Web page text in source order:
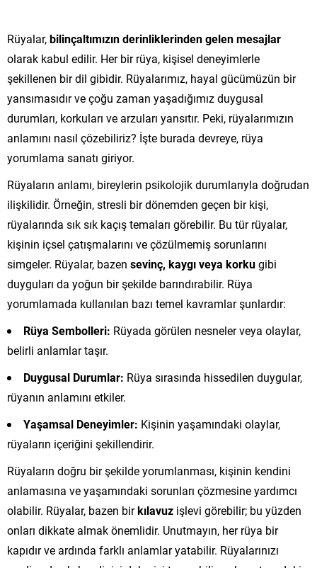
Rüyalar,bilinçaltımızın derinliklerinden gelen mesajlar
olarak kabul edilir. Her bir rüya, kişisel deneyimlerle
şekillenen bir dil gibidir. Rüyalarımız, hayal gücümüzün bir
yansımasıdır ve çoğu zaman yaşadığımız duygusal
durumları, korkuları ve arzuları yansıtır. Peki, rüyalarımızın
anlamını nasıl çözebiliriz? İşte burada devreye, rüya
yorumlama sanatı giriyor.
Rüyaların anlamı, bireylerin psikolojik durumlarıyla doğrudan
ilişkilidir. Örneğin, stresli bir dönemden geçen bir kişi,
rüyalarında sık sık kaçış temaları görebilir. Bu tür rüyalar,
kişinin içsel çatışmalarını ve çözülmemiş sorunlarını
simgeler. Rüyalar, bazen sevinç, kaygı veya korkugibi
duyguları da yoğun bir şekilde barındırabilir. Rüya
yorumlamada kullanılan bazı temel kavramlar şunlardır:
Rüya Sembolleri: Rüyada görülen nesneler veya olaylar,
belirli anlamlar taşır.
Duygusal Durumlar: Rüya sırasında hissedilen duygular,
rüyanın anlamını etkiler.
Yaşamsal Deneyimler: Kişinin yaşamındaki olaylar,
rüyaların içeriğini şekillendirir.
Rüyaların doğru bir şekilde yorumlanması, kişinin kendini
anlamasına ve yaşamındaki sorunları çözmesine yardımcı
olabilir. Rüyalar, bazen birkılavuz işlevi görebilir; bu yüzden
onları dikkate almak önemlidir. Unutmayın, her rüya bir
kapıdır ve ardında farklı anlamlar yatabilir. Rüyalarınızı